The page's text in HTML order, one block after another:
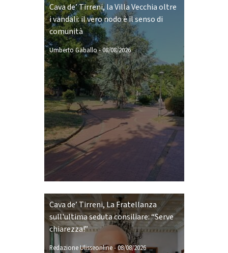
Cava de’ Tirreni, la Villa Vecchia oltre
i vandali: il vero nodo è il senso di
comunità
Umberto Gaballo-08/08/2026
Cava de’ Tirreni, La Fratellanza
sull'ultima seduta consiliare: “Serve
chiarezza!”
Redazione Ulisseonline-08/08/2026